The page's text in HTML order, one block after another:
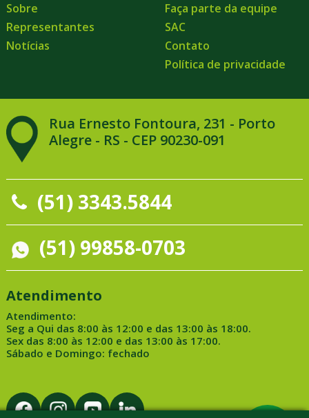
Sobre
Representantes
Notícias
Faça parte da equipe
SAC
Contato
Política de privacidade
Rua Ernesto Fontoura, 231 - Porto
Alegre - RS - CEP 90230-091
(51) 3343.5844
(51) 99858-0703
Atendimento
Atendimento:
Seg a Qui das 8:00 às 12:00 e das 13:00 às 18:00.
Sex das 8:00 às 12:00 e das 13:00 às 17:00.
Sábado e Domingo: fechado